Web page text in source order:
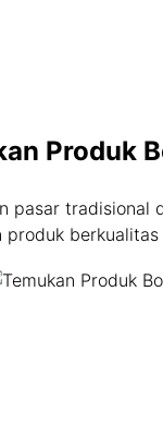
Produk
pasar
produk